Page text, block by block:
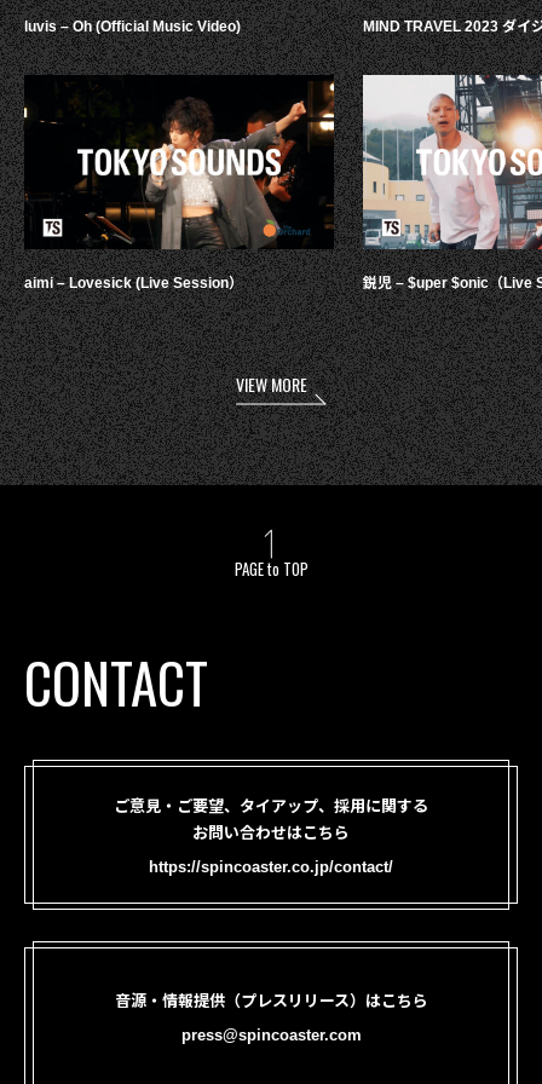
luvis – Oh (Official Music Video)
aimi – Lovesick (Live Session）
MIND TRAVEL 2023 ダイ
鋭児 – $uper $onic（Live
VIEW MORE
PAGE to TOP
CONTACT
ご意見・ご要望、タイアップ、採用に関する
お問い合わせはこちら
https://spincoaster.co.jp/contact/
音源・情報提供（プレスリリース）はこちら
press@spincoaster.com